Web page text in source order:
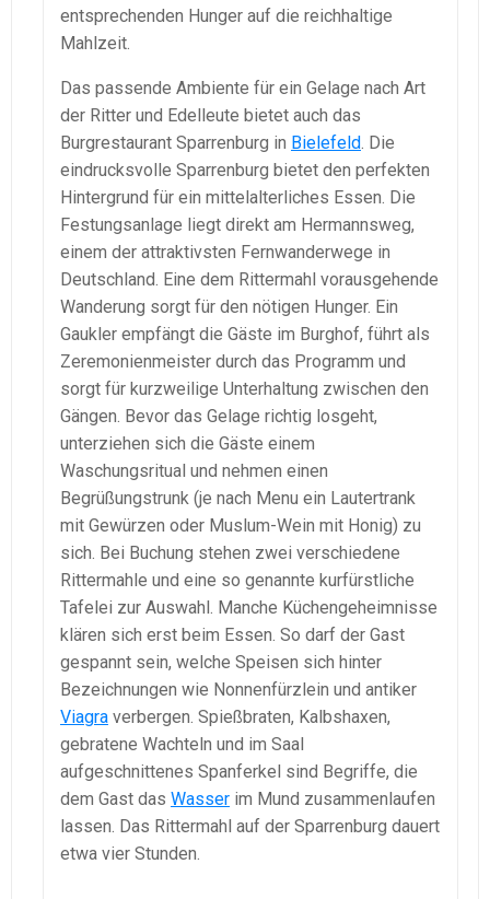
entsprechenden Hunger auf die reichhaltige
Mahlzeit.
Das passende Ambiente für ein Gelage nach Art
der Ritter und Edelleute bietet auch das
Burgrestaurant Sparrenburg in Bielefeld. Die
eindrucksvolle Sparrenburg bietet den perfekten
Hintergrund für ein mittelalterliches Essen. Die
Festungsanlage liegt direkt am Hermannsweg,
einem der attraktivsten Fernwanderwege in
Deutschland. Eine dem Rittermahl vorausgehende
Wanderung sorgt für den nötigen Hunger. Ein
Gaukler empfängt die Gäste im Burghof, führt als
Zeremonienmeister durch das Programm und
sorgt für kurzweilige Unterhaltung zwischen den
Gängen. Bevor das Gelage richtig losgeht,
unterziehen sich die Gäste einem
Waschungsritual und nehmen einen
Begrüßungstrunk (je nach Menu ein Lautertrank
mit Gewürzen oder Muslum-Wein mit Honig) zu
sich. Bei Buchung stehen zwei verschiedene
Rittermahle und eine so genannte kurfürstliche
Tafelei zur Auswahl. Manche Küchengeheimnisse
klären sich erst beim Essen. So darf der Gast
gespannt sein, welche Speisen sich hinter
Bezeichnungen wie Nonnenfürzlein und antiker
Viagra verbergen. Spießbraten, Kalbshaxen,
gebratene Wachteln und im Saal
aufgeschnittenes Spanferkel sind Begriffe, die
dem Gast das Wasser im Mund zusammenlaufen
lassen. Das Rittermahl auf der Sparrenburg dauert
etwa vier Stunden.